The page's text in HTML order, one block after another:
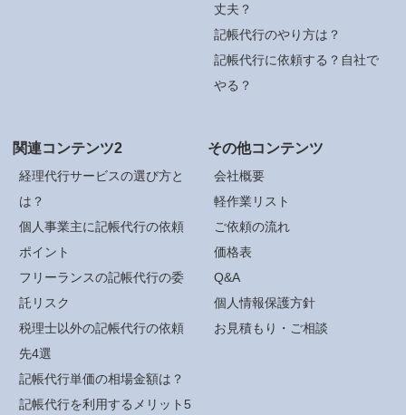
丈夫？
記帳代行のやり方は？
記帳代行に依頼する？自社で
やる？
関連コンテンツ2
経理代行サービスの選び方と
は？
個人事業主に記帳代行の依頼
ポイント
フリーランスの記帳代行の委
託リスク
税理士以外の記帳代行の依頼
先4選
記帳代行単価の相場金額は？
記帳代行を利用するメリット5
その他コンテンツ
会社概要
軽作業リスト
ご依頼の流れ
価格表
Q&A
個人情報保護方針
お見積もり・ご相談